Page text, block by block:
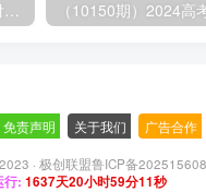
免责声明 关于我们 广告合作
· 极创联盟鲁ICP备
行: 1637天20小时59分12秒